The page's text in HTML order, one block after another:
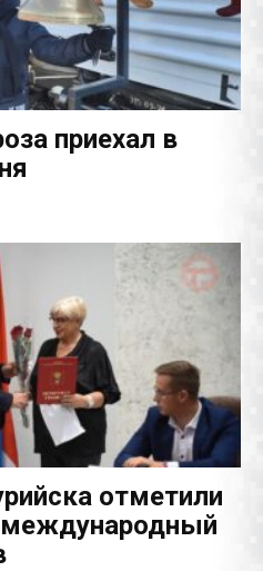
приехал в
отметили
международный